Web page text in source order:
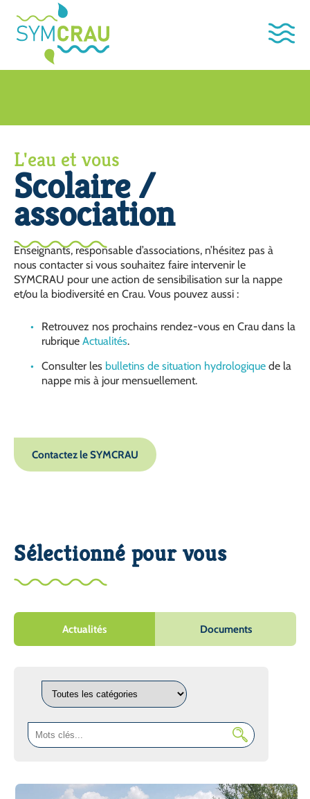
L'eau et vous
Scolaire /
association
Enseignants, responsable d’associations, n’hésitez pas à
nous contacter si vous souhaitez faire intervenir le
SYMCRAU pour une action de sensibilisation sur la nappe
et/ou la biodiversité en Crau. Vous pouvez aussi :
Retrouvez nos prochains rendez-vous en Crau dans la
rubrique Actualités.
Consulter les bulletins de situation hydrologique de la
nappe mis à jour mensuellement.
Contactez le SYMCRAU
Sélectionné pour vous
Actualités Documents
Catégories
recherche
clés